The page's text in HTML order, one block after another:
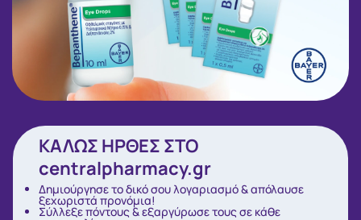
ΚΑΛΩΣ ΗΡΘΕΣ ΣΤΟ
centralpharmacy.gr
Δημιούργησε το δικό σου λογαριασμό & απόλαυσε
ξεχωριστά προνόμια!
Σύλλεξε πόντους & εξαργύρωσε τους σε κάθε